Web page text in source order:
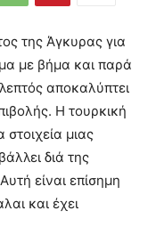
της Άγκυρας για
με βήμα και παρά
αποκαλύπτει
Η τουρκική
στοιχεία μιας
διά της
είναι επίσημη
και έχει